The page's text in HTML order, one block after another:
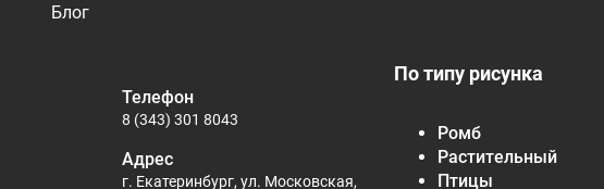
Блог
По типу рисунка
Ромб
Растительный
Птицы
Телефон
8 (343) 301 8043
Адрес
г. Екатеринбург, ул. Московская,